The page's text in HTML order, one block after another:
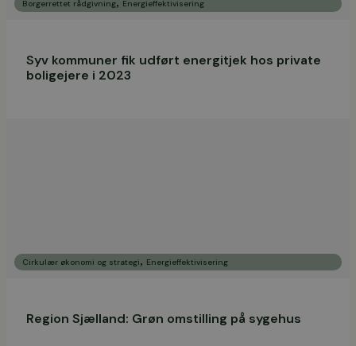
Borgerrettet rådgivning Energieffektivisering
Syv kommuner fik udført energitjek hos private
boligejere i 2023
Cirkulær økonomi og strategi, Energieffektivisering
Region Sjælland: Grøn omstilling på sygehus